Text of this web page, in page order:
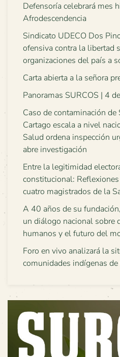
Defensoría celebrará mes
Afrodescendencia
Sindicato UDECO Dos
ofensiva contra la libertad
organizaciones del país a
Carta abierta a la señora
Panoramas SURCOS | 4
Caso de contaminación
Cartago escala a nivel
Salud ordena inspección
abre investigación
Entre la legitimidad
constitucional:
cuatro magistrados de la
A 40 años de su
un diálogo nacional sobre
humanos y el futuro del
Foro en vivo analizará la
comunidades indígenas de